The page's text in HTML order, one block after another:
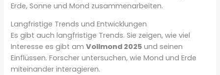
Erde, Sonne und Mond zusammenarbeiten.
Langfristige Trends und Entwicklungen
Es gibt auch langfristige Trends. Sie zeigen, wie viel
Interesse es gibt amVollmond 2025 und seinen
Einflüssen. Forscher untersuchen, wie Mond und Erde
miteinander interagieren.